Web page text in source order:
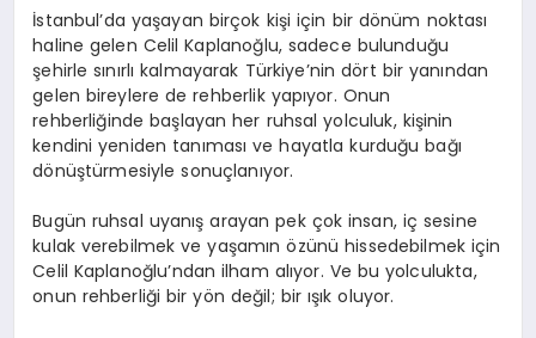
İstanbul’da yaşayan birçok kişi için bir dönüm noktası
haline gelen Celil Kaplanoğlu, sadece bulunduğu
şehirle sınırlı kalmayarak Türkiye’nin dört bir yanından
gelen bireylere de rehberlik yapıyor. Onun
rehberliğinde başlayan her ruhsal yolculuk, kişinin
kendini yeniden tanıması ve hayatla kurduğu bağı
dönüştürmesiyle sonuçlanıyor.
Bugün ruhsal uyanış arayan pek çok insan, iç sesine
kulak verebilmek ve yaşamın özünü hissedebilmek için
Celil Kaplanoğlu’ndan ilham alıyor. Ve bu yolculukta,
onun rehberliği bir yön değil; bir ışık oluyor.